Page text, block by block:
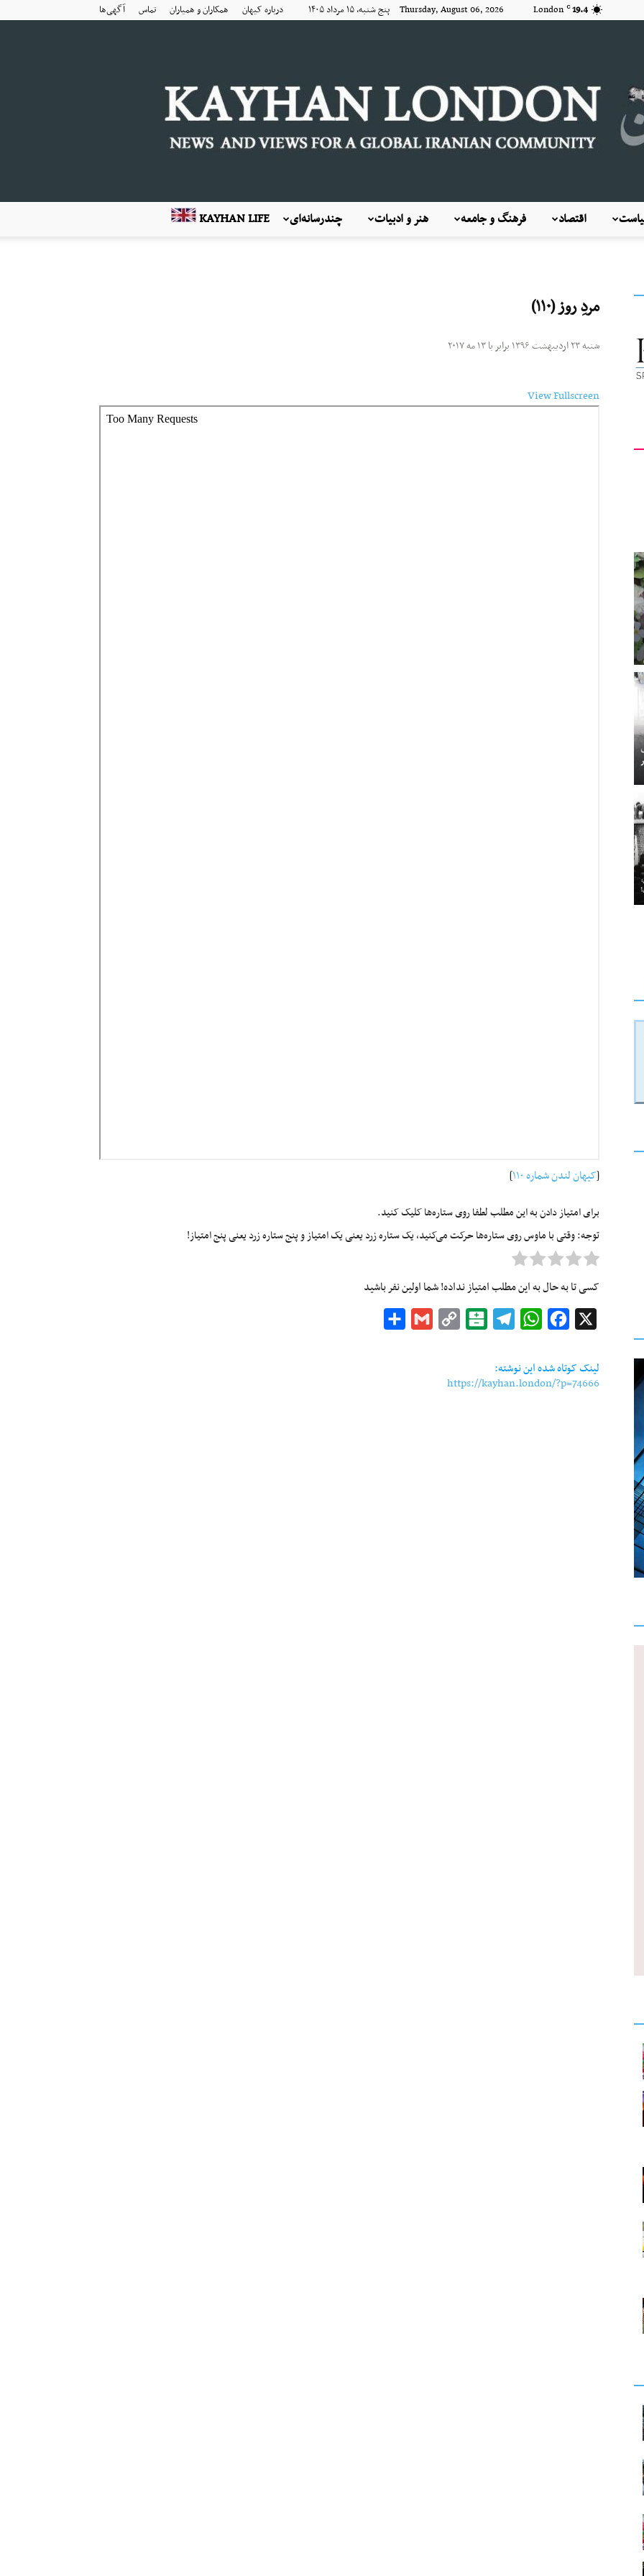
19.4
C
London Thursday, August 06, 2026 پنج شنبه, ۱۵ مرداد ۱۴۰۵ درباره کیهان همکاران و همیاران تماس آگهی‌ها
کیهان
KAYHAN LIFE چندرسانه‌ای هنر و ادبیات فرهنگ و جامعه اقتصاد
مردِ روز (۱۱۰)
شنبه ۲۳ اردیبهشت ۱۳۹۶ برابر با ۱۳ مه ۲۰۱۷
View Fullscreen
[کیهان لندن شماره ۱۱۰ ]
برای امتیاز دادن به این مطلب لطفا روی ستاره‌ها کلیک کنید.
توجه: وقتی با ماوس روی ستاره‌ها حرکت می‌کنید، یک ستاره زرد یعنی یک امتیاز و پنج ستاره زرد یعنی پنج امتیاز!
کسی تا به حال به این مطلب امتیاز نداده! شما اولین نفر باشید
Facebook
WhatsApp
Telegram
Balatarin
Copy
Gmail
لینک کوتاه شده این نوشته:
https://kayhan.london/?p=74666